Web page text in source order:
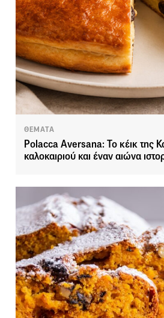
ΘΕΜΑΤΑ
Polacca Aversana: Το κέικ της
καλοκαιριού και έναν αιώνα